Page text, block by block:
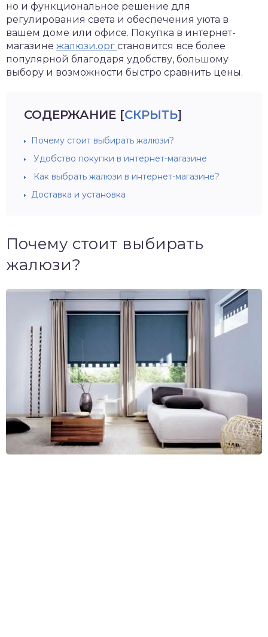
но и функциональное решение для
регулирования света и обеспечения уюта в
вашем доме или офисе. Покупка в интернет-
магазине жалюзи.орг становится все более
популярной благодаря удобству, большому
выбору и возможности быстро сравнить цены.
СОДЕРЖАНИЕ [СКРЫТЬ]
Почему стоит выбирать жалюзи?
Удобство покупки в интернет-магазине
Как выбрать жалюзи в интернет-магазине?
Доставка и установка
Почему стоит выбирать
жалюзи?